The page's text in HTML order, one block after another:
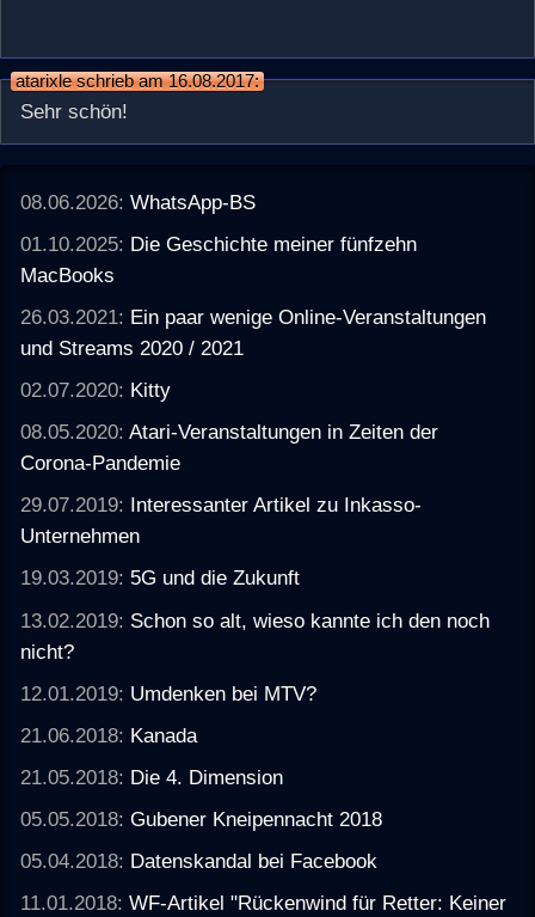
atarixle schrieb am 16.08.2017:
Sehr schön!
08.06.2026:WhatsApp-BS
01.10.2025: Die Geschichte meiner fünfzehn
MacBooks
26.03.2021: Ein paar wenige Online-Veranstaltungen
und Streams 2020 / 2021
02.07.2020: Kitty
08.05.2020:Atari-Veranstaltungen in Zeiten der
Corona-Pandemie
29.07.2019: Interessanter Artikel zu Inkasso-
Unternehmen
19.03.2019: 5G und die Zukunft
13.02.2019: Schon so alt, wieso kannte ich den noch
nicht?
12.01.2019: Umdenken bei MTV?
21.06.2018: Kanada
21.05.2018: Die 4. Dimension
05.05.2018:Gubener Kneipennacht 2018
05.04.2018: Datenskandal bei Facebook
11.01.2018:WF-Artikel "Rückenwind für Retter: Keiner